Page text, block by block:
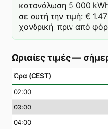
κατανάλωση 5 000
σε αυτή την τιμή: €
χονδρική, πριν από
Ωριαίες τιμές —
Ώρα (CEST)
02:00
03:00
04:00